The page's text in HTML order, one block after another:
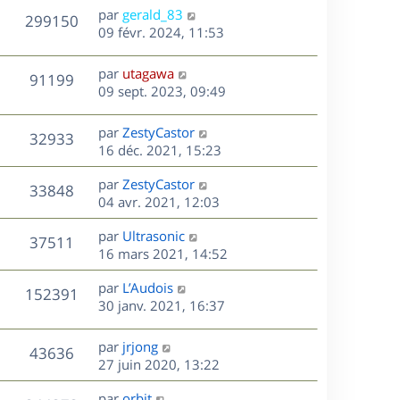
e
s
n
i
r
m
e
s
s
a
g
e
299150V
u
s
D
e
i
e
r
m
e
s
a
e
par gerald_83
09 févr. 2024, 11:53
91199V
u
e
D
e
i
e
r
m
e
s
s
a
g
e
par utagawa
09 sept. 2023, 09:49
32933V
u
e
D
e
r
n
i
e
r
m
e
s
s
a
g
e
par ZestyCastor
16 déc. 2021, 15:23
33848V
u
s
D
e
r
n
i
e
r
m
e
s
s
a
par ZestyCastor
04 avr. 2021, 12:03
37511
u
e
D
e
r
n
i
r
m
e
s
par Ultrasonic
16 mars 2021, 14:52
152391
u
D
e
i
e
r
par L’Audois
30 janv. 2021, 16:37
43636V
u
D
e
r
par jrjong
27 juin 2020, 13:22